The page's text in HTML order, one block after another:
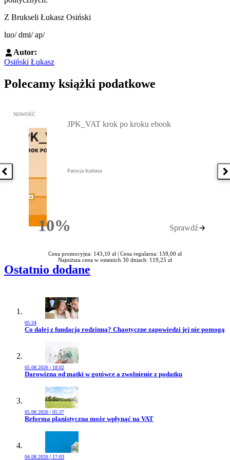
Z Brukseli Łukasz Osiński
luo/ dmi/ ap/
Autor:
Osiński Łukasz
Polecamy książki podatkowe
Poprzednia książka
Przejdź do: JPK_VAT krok po kroku ebook, Patrycja Kubiesa -
NOWOŚĆ
10%Rabatu
JPK_VAT krok po kroku ebook
Patrycja Kubiesa
Sprawdź
Cena promocyjna: 143,10 zł | Cena regularna: 159,00 zł
Najniższa cena w ostatnich 30 dniach: 119,25 zł
Ostatnio dodane
05:34
Przejdź do artykułu:
Co dalej z fundacją rodzinną? Chaotyczne zapowiedzi jej nie pomogą
05.08.2026 | 18:02
Przejdź do artykułu:
Darowizna od matki w gotówce a zwolnienie z podatku
05.08.2026 | 05:37
Przejdź do artykułu:
Reforma planistyczna może wpłynąć na VAT
04.08.2026 | 17:03